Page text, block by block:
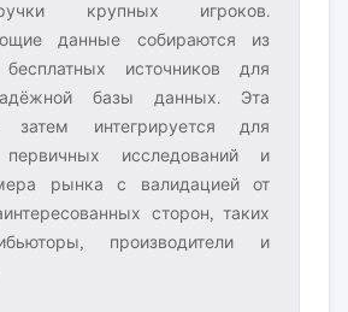
крупных игроков.
данные собираются из
источников для
базы данных. Эта
затем интегрируется для
исследований и
рынка с валидацией от
сторон, таких
производители и